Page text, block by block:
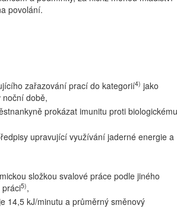
povolání.
zařazování prací do kategorií4) jako
noční době,
prokázat imunitu proti biologickému
upravující využívání jaderné energie a
složkou svalové práce podle jiného
5),
14,5 kJ/minutu a průměrný směnový